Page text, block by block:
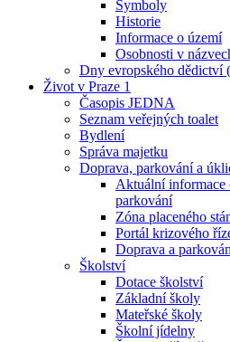
Symboly
Historie
Informace o území
Osobnosti v
Dny evropského dědictví
Život v Praze 1
Časopis JEDNA
Seznam veřejných toalet
Bydlení
Správa majetku
Doprava, parkování a
Aktuální informace
parkování
Zóna placeného
Portál krizového
Doprava a
Školství
Dotace školství
Základní školy
Mateřské školy
Školní jídelny